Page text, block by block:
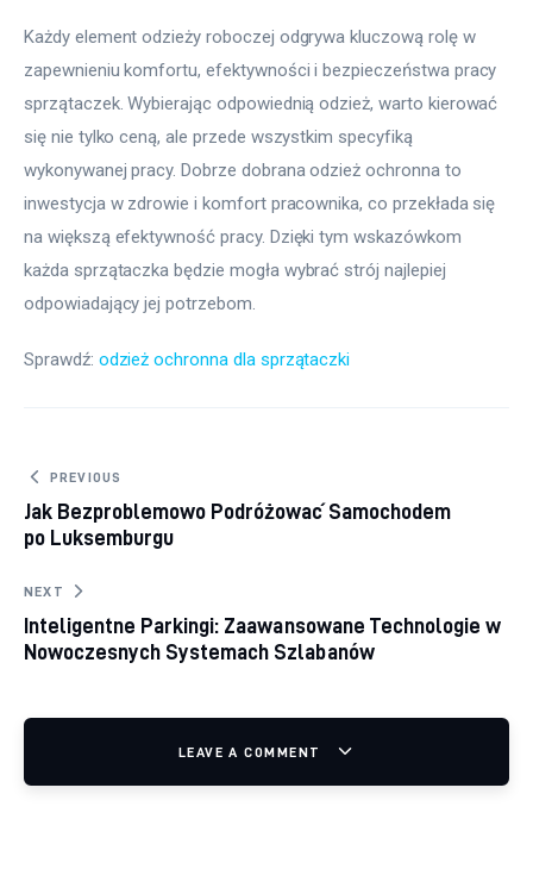
Każdy element odzieży roboczej odgrywa kluczową rolę w
zapewnieniu komfortu, efektywności i bezpieczeństwa pracy
sprzątaczek. Wybierając odpowiednią odzież, warto kierować
się nie tylko ceną, ale przede wszystkim specyfiką
wykonywanej pracy. Dobrze dobrana odzież ochronna to
inwestycja w zdrowie i komfort pracownika, co przekłada się
na większą efektywność pracy. Dzięki tym wskazówkom
każda sprzątaczka będzie mogła wybrać strój najlepiej
odpowiadający jej potrzebom.
Sprawdź: odzież ochronna dla sprzątaczki
Nawigacja wpisu
PREVIOUS
Jak Bezproblemowo Podróżować Samochodem
po Luksemburgu
NEXT
Inteligentne Parkingi: Zaawansowane Technologie w
Nowoczesnych Systemach Szlabanów
LEAVE A COMMENT